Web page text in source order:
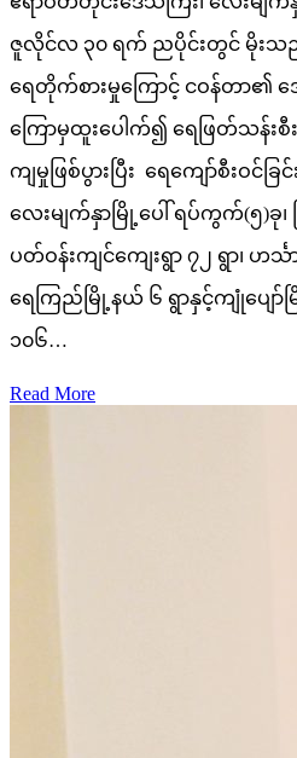
ဇူလိုင်လ ၃၀ ရက် ညပိုင်းတွင် မိုးသည်
ရေတိုက်စားမှုကြောင့် ငဝန်တာ၏
ကြောမှထူးပေါက်၍ ရေဖြတ်သန်း
ကျမှုဖြစ်ပွားပြီး ရေကျော်စီးဝင်
လေးမျက်နှာမြို့ပေါ် ရပ်ကွက်(၅)ခု၊
ပတ်ဝန်းကျင်ကျေးရွာ ၇၂ ရွာ၊ ဟင်္
ရေကြည်မြို့နယ် ၆ ရွာနှင့်ကျုံပျော်မ
၁၀၆…
Read More